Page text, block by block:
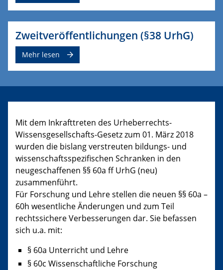
Zweitveröffentlichungen (§38 UrhG)
Mehr lesen
Mit dem Inkrafttreten des Urheberrechts-
Wissensgesellschafts-Gesetz zum 01. März 2018
wurden die bislang verstreuten bildungs- und
wissenschaftsspezifischen Schranken in den
neugeschaffenen §§ 60a ff UrhG (neu)
zusammenführt.
Für Forschung und Lehre stellen die neuen §§ 60a –
60h wesentliche Änderungen und zum Teil
rechtssichere Verbesserungen dar. Sie befassen
sich u.a. mit:
§ 60a Unterricht und Lehre
§ 60c Wissenschaftliche Forschung